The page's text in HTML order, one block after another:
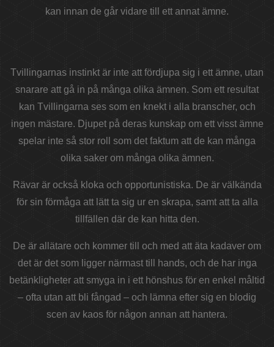
kan innan de går vidare till ett annat ämne.
Tvillingarnas instinkt är inte att fördjupa sig i ett ämne, utan
snarare att gå in på många olika ämnen. Som ett resultat
kan Tvillingarna ses som en knekt i alla branscher, och
ingen mästare. Djupet på deras kunskap om ett visst ämne
spelar inte så stor roll som det faktum att de kan många
olika saker om många olika ämnen.
Rävar är också kloka och opportunistiska. De är välkända
för sin förmåga att lätt ta sig ur en skrapa, samt att ta alla
tillfällen där de kan hitta den.
De är allätare och kommer till och med att äta kadaver om
det är det som ligger närmast till hands, och de har inga
betänkligheter att smyga in i ett hönshus för en enkel måltid
– ofta utan att bli fångad – och lämna efter sig en blodig
scen av kaos för någon annan att hantera.